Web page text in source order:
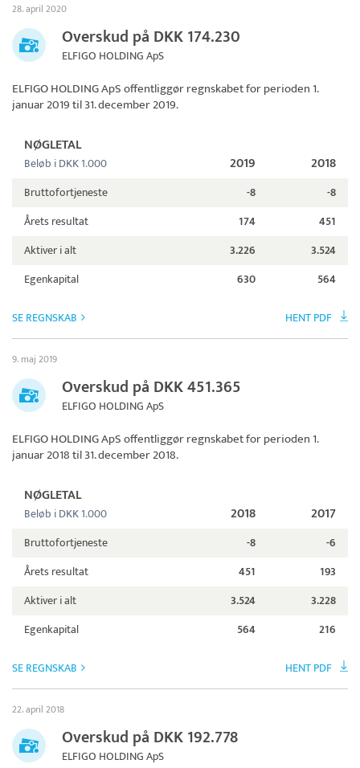
28. april 2020
Overskud på DKK 174.230
ELFIGO HOLDING ApS
ELFIGO HOLDING ApSoffentliggør regnskabet for perioden 1.
januar 2019 til 31. december 2019.
NØGLETAL
Beløb i DKK 1.000 2019 2018
Bruttofortjeneste -8
-8
Årets resultat
174
451
Aktiver i alt
3.226
3.524
Egenkapital
630 564
SE REGNSKAB HENT PDF
9. maj 2019
Overskud på DKK 451.365
ELFIGO HOLDING ApS
ELFIGO HOLDING ApSoffentliggør regnskabet for perioden 1.
januar 2018 til 31. december 2018.
NØGLETAL
Beløb i DKK 1.000 2018 2017
Bruttofortjeneste -8
-6
Årets resultat
451
193
Aktiver i alt
3.524
3.228
Egenkapital
564 216
SE REGNSKAB HENT PDF
22. april 2018
Overskud på DKK 192.778
ELFIGO HOLDING ApS